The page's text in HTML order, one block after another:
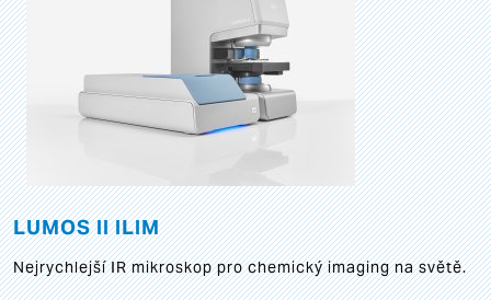
LUMOS II ILIM
Nejrychlejší IR mikroskop pro chemický imaging na světě.